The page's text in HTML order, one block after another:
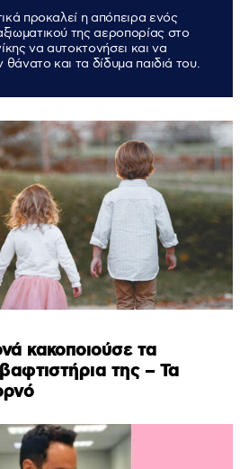
προκαλεί η απόπειρα ενός
της αεροπορίας στο
να αυτοκτονήσει και να
θάνατο και τα δίδυμα παιδιά του.
κακοποιούσε τα
της – Τα